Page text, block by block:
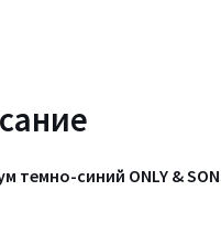
синий ONLY &